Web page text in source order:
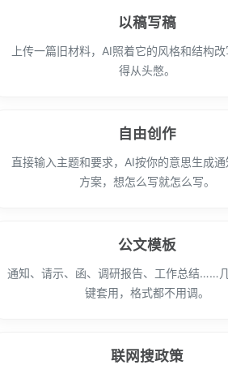
以稿写稿
上传一篇旧材料，AI照着它的风格和结构
得从头憋。
自由创作
直接输入主题和要求，AI按你的意思生成通
方案，想怎么写就怎么写。
公文模板
通知、请示、函、调研报告、工作总结……
键套用，格式都不用调。
联网搜政策